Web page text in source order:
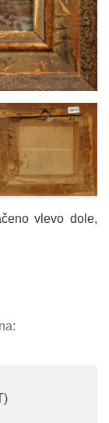
vlevo dole,